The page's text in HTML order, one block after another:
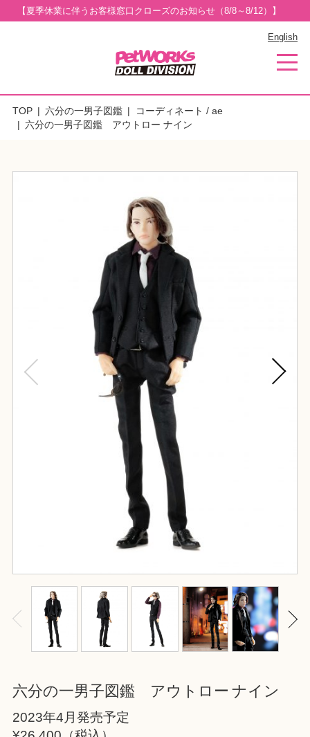
【夏季休業に伴うお客様窓口クローズのお知らせ（8/8～8/12）】
English
TOP 六分の一男子図鑑
コーディネート / ae
六分の一男子図鑑 アウトロー ナイン
六分の一男子図鑑 アウトロー ナイン
2023年4月発売予定